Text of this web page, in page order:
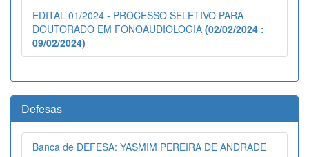
EDITAL 01/2024 - PROCESSO SELETIVO PARA
DOUTORADO EM FONOAUDIOLOGIA (02/02/2024 :
09/02/2024)
Defesas
Banca de DEFESA: YASMIM PEREIRA DE ANDRADE